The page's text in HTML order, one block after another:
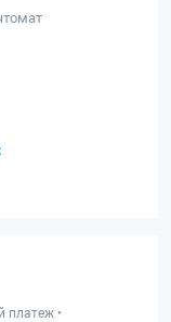
платеж •